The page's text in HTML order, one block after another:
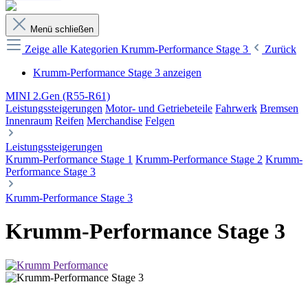
Menü schließen
Zeige alle Kategorien Krumm-Performance Stage 3
Zurück
Krumm-Performance Stage 3 anzeigen
MINI 2.Gen (R55-R61)
Leistungssteigerungen Motor- und Getriebeteile Fahrwerk Bremsen
Innenraum Reifen Merchandise Felgen
Leistungssteigerungen
Krumm-Performance Stage 1 Krumm-Performance Stage 2 Krumm-
Performance Stage 3
Krumm-Performance Stage 3
Krumm-Performance Stage 3